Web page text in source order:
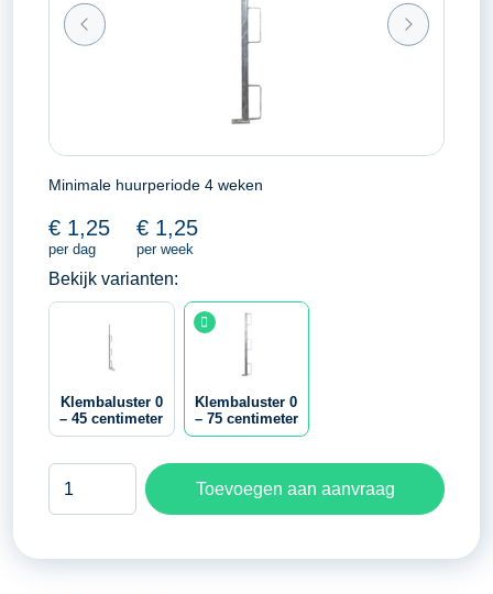
Minimale huurperiode 4 weken
€ 1,25
per dag
€ 1,25
per week
Bekijk varianten:
Klembaluster 0
– 45 centimeter
Klembaluster 0
– 75 centimeter
Klembaluster
75
Toevoegen aan aanvraag